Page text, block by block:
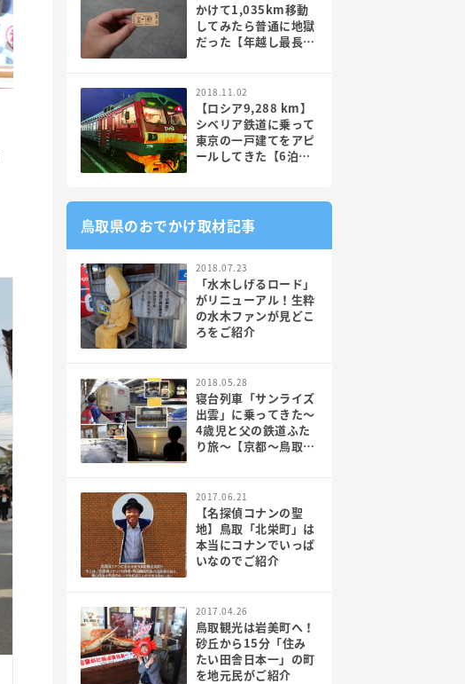
かけて1,035km移動
してみたら普通に地獄
だった【年越し最長大
2018.11.02
【ロシア9,288 km】
シベリア鉄道に乗って
東京の一戸建てをアピ
ールしてきた【6泊7
鳥取県のおでかけ取材記事
2018.07.23
「水木しげるロード」
がリニューアル！生粋
の水木ファンが見どこ
ろをご紹介
2018.05.28
寝台列車「サンライズ
出雲」に乗ってきた～
4歳児と父の鉄道ふた
り旅～【京都～鳥取～
2017.06.21
【名探偵コナンの聖
地】鳥取「北栄町」は
本当にコナンでいっぱ
いなのでご紹介
2017.04.26
鳥取観光は岩美町へ！
砂丘から15分「住み
たい田舎日本一」の町
を地元民がご紹介